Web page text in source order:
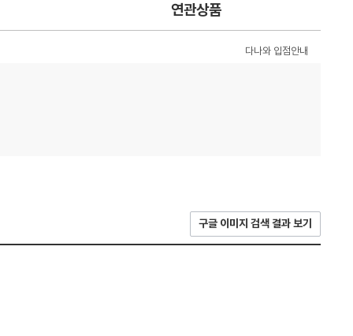
연관상품
다나와 입점안내
구글 이미지 검색 결과 보기